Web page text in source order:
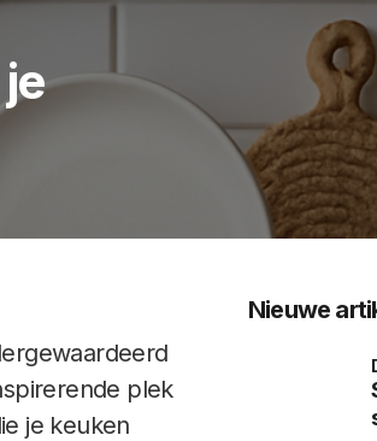
plek
je keuken
Nieuwe